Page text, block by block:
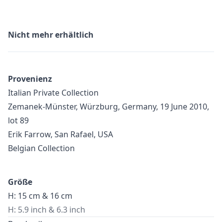
Nicht mehr erhältlich
Provenienz
Italian Private Collection
Zemanek-Münster, Würzburg, Germany, 19 June 2010,
lot 89
Erik Farrow, San Rafael, USA
Belgian Collection
Größe
H: 15 cm & 16 cm
H: 5.9 inch & 6.3 inch